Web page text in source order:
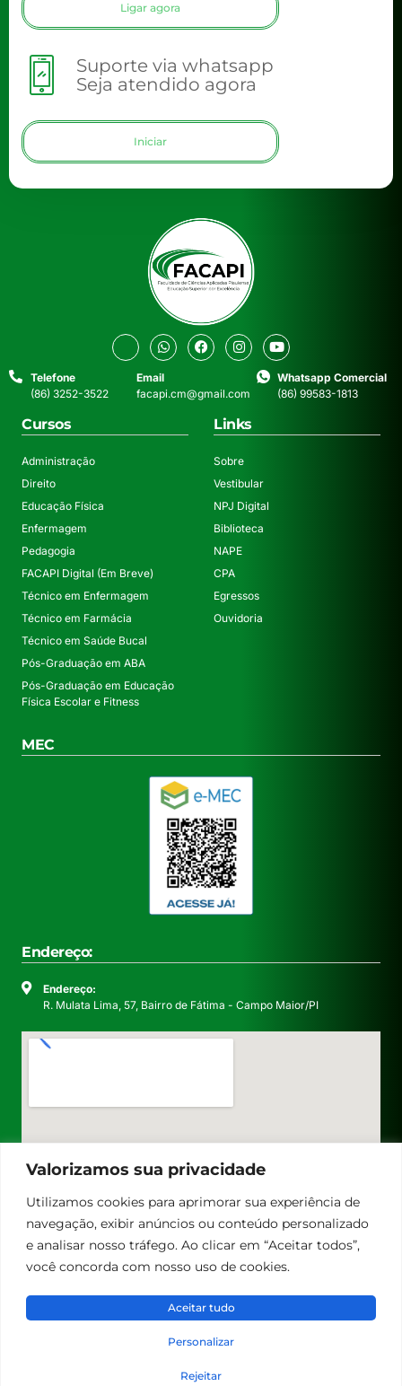
Valorizamos sua privacidade
Utilizamos cookies para aprimorar sua experiência de
navegação, exibir anúncios ou conteúdo personalizado
e analisar nosso tráfego. Ao clicar em “Aceitar todos”,
você concorda com nosso uso de cookies.
Personalizar
Rejeitar
Aceitar tudo
Ligar agora
Suporte via whatsapp
Seja atendido agora
Iniciar
Telefone
(86) 3252-3522
Email
facapi.cm@gmail.com
Whatsapp Comercial
(86) 99583-1813
Cursos
Administração
Direito
Educação Física
Enfermagem
Pedagogia
FACAPI Digital (Em Breve)
Técnico em Enfermagem
Técnico em Farmácia
Técnico em Saúde Bucal
Pós-Graduação em ABA
Pós-Graduação em Educação
Física Escolar e Fitness
Links
Sobre
Vestibular
NPJ Digital
Biblioteca
NAPE
CPA
Egressos
Ouvidoria
MEC
Endereço:
Endereço:
R. Mulata Lima, 57, Bairro de Fátima - Campo Maior/PI
© Facapi 2023. Todos os direitos reservados.